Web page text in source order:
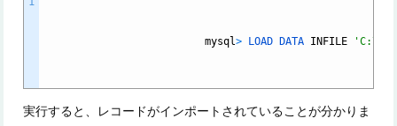
mysql> LOAD DATA INFILE
実行すると、レコードがインポートされていることが分かりま